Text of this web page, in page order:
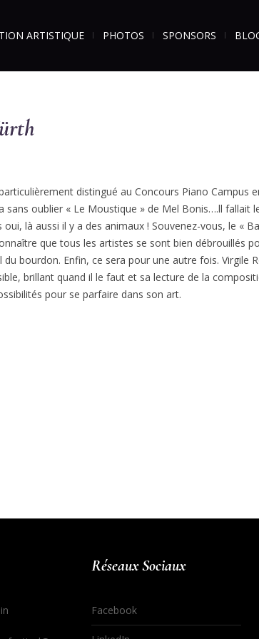
ARTISTIQUE PHOTOS SPONSORS
distingué au Concours Piano Campus
sans oublier « Le Moustique » de Mel Bonis….ll fallait
là aussi il y a des animaux ! Souvenez-vous, le «
que tous les artistes se sont bien débrouillés
bourdon. Enfin, ce sera pour une autre fois. Virgile
brillant quand il le faut et sa lecture de la
pour se parfaire dans son art.
Réseaux Sociaux
Facebook